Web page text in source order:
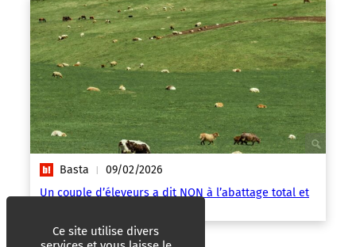
Basta | 09/02/2026
Un couple d’éleveurs a dit NON à l’abattage total et
Ce site utilise divers